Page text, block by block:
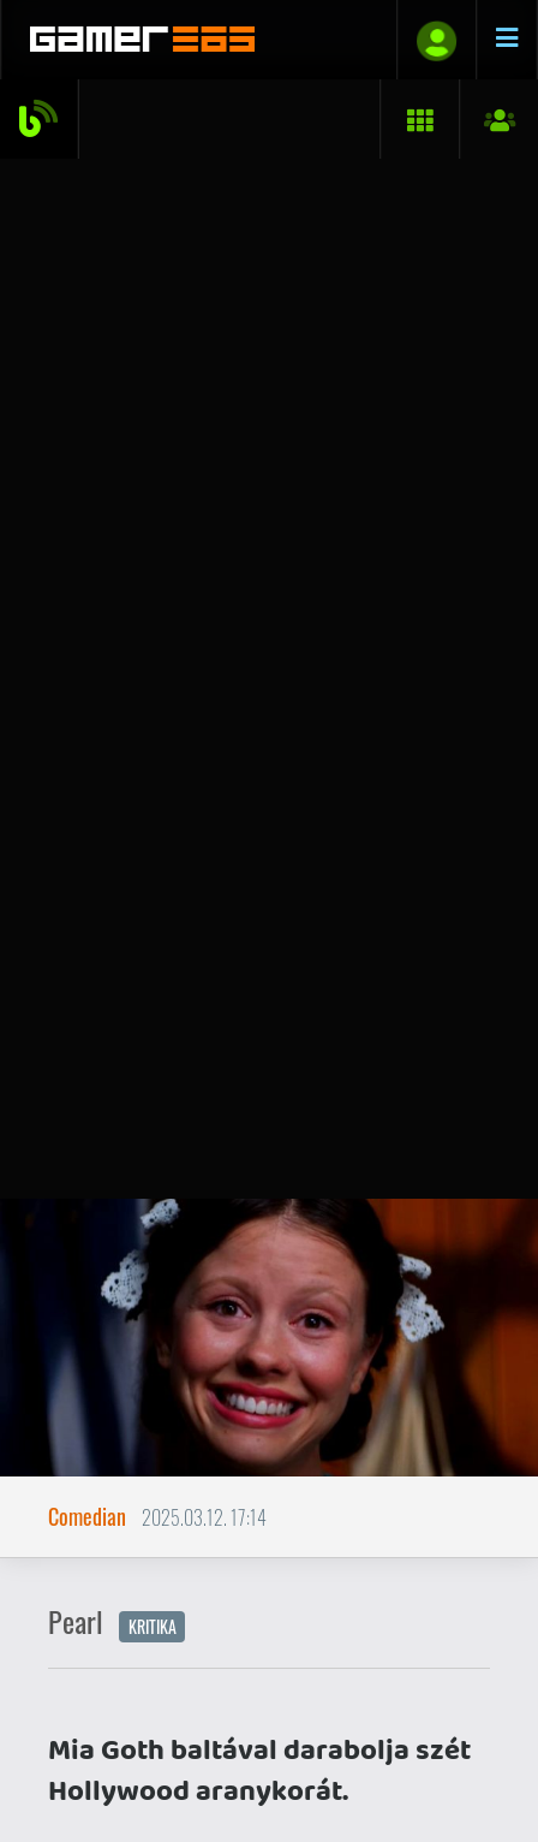
Mia Goth baltával darabolja szét
Hollywood aranykorát.
Ti West az
című filmjében a horror és a
pornó műfajának hasonlóságaira, egyben
jóval okosabb, intelligensebb és
komplexebb volt egy átlagos tucat-
prezentált ugyan, de emellett sokkal
mélyebb, lelombozóan örökérvényű
témákat feszegetett, legyen szó az
elvárnak egy ilyen filmtől. Sokaknak pont
ezért nem tetszett: a horror ugyanis még